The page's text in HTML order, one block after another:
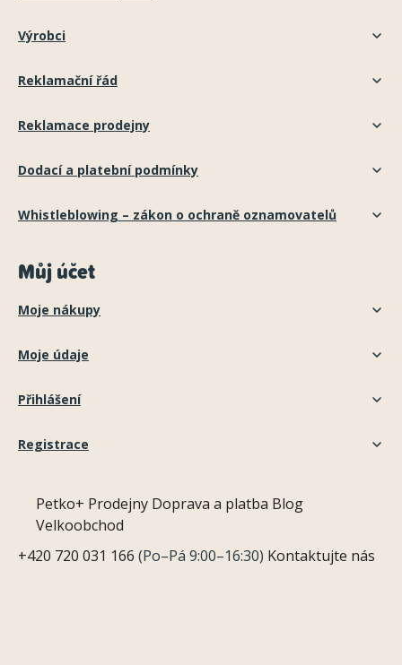
Výrobci
Reklamační řád
Reklamace prodejny
Dodací a platební podmínky
Whistleblowing – zákon o ochraně oznamovatelů
Můj účet
Moje nákupy
Moje údaje
Přihlášení
Registrace
Petko+ Prodejny Doprava a platba Blog
Velkoobchod
+420 720 031 166 (Po–Pá 9:00–16:30) Kontaktujte nás